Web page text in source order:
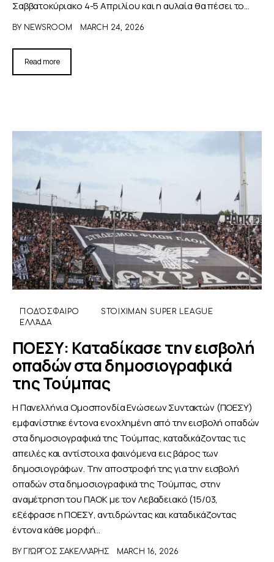
Σαββατοκύριακο 4-5 Απριλίου και η αυλαία θα πέσει το…
BY NEWSROOM MARCH 24, 2026
Read more
ΠΟΔΌΣΦΑΙΡΟ
STOIXIMAN SUPER LEAGUE
ΕΛΛΆΔΑ
ΠΟΕΣΥ: Καταδίκασε την εισβολή
οπαδών στα δημοσιογραφικά
της Τούμπας
Η Πανελλήνια Ομοσπονδία Ενώσεων Συντακτών (ΠΟΕΣΥ)
εμφανίστηκε έντονα ενοχλημένη από την εισβολή οπαδών
στα δημοσιογραφικά της Τούμπας, καταδικάζοντας τις
απειλές και αντίστοιχα φαινόμενα εις βάρος των
δημοσιογράφων. Την αποστροφή της για την εισβολή
οπαδών στα δημοσιογραφικά της Τούμπας, στην
αναμέτρηση του ΠΑΟΚ με τον Λεβαδειακό (15/03,
εξέφρασε η ΠΟΕΣΥ, αντιδρώντας και καταδικάζοντας
έντονα κάθε μορφή…
BY ΓΙΏΡΓΟΣ ΣΑΚΕΛΛΆΡΗΣ MARCH 16, 2026